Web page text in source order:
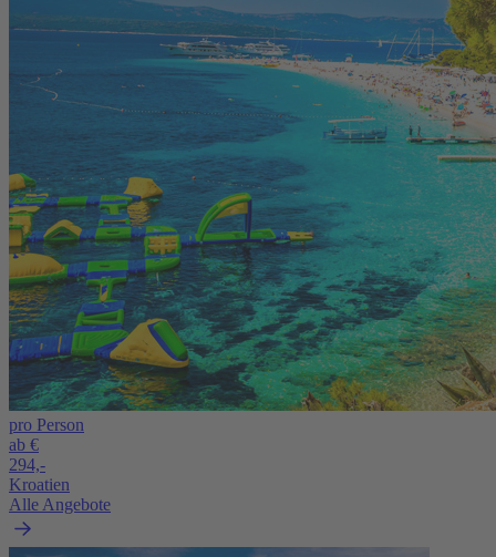
pro Person
ab €
294,-
Kroatien
Alle Angebote